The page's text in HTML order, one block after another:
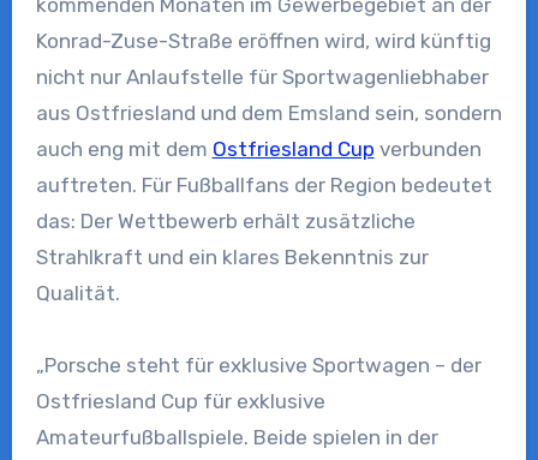
kommenden Monaten im Gewerbegebiet an der
Konrad-Zuse-Straße eröffnen wird, wird künftig
nicht nur Anlaufstelle für Sportwagenliebhaber
aus Ostfriesland und dem Emsland sein, sondern
auch eng mit dem Ostfriesland Cup verbunden
auftreten. Für Fußballfans der Region bedeutet
das: Der Wettbewerb erhält zusätzliche
Strahlkraft und ein klares Bekenntnis zur
Qualität.
„Porsche steht für exklusive Sportwagen – der
Ostfriesland Cup für exklusive
Amateurfußballspiele. Beide spielen in der